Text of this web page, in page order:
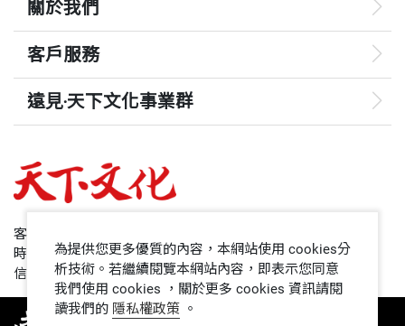
關於我們
客戶服務
遠見‧天下文化事業群
哈佛商業評論
領導影響力學院
1號課堂
客服專線：+886 2 2662-0012
時間：週一~週五9:00~12:30;13:30~17:00
信箱：service@cwgv.com.tw
為提供您更多優質的內容，本網站使用 cookies分
析技術。若繼續閱覽本網站內容，即表示您同意
我們使用 cookies ，關於更多 cookies 資訊請閱
讀我們的 隱私權政策 。